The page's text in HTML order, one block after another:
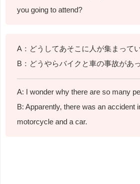
you going to attend?
A：どうしてあそこに人が集まって
B：どうやらバイクと車の事故があ
A: I wonder why there are so many
B: Apparently, there was an accident
motorcycle and a car.